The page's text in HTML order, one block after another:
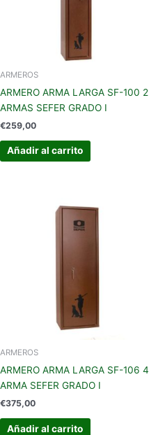
ARMEROS
ARMERO ARMA LARGA SF-100 2
ARMAS SEFER GRADO I
€259,00
Añadir al carrito
ARMEROS
ARMERO ARMA LARGA SF-106 4
ARMA SEFER GRADO I
€375,00
Añadir al carrito